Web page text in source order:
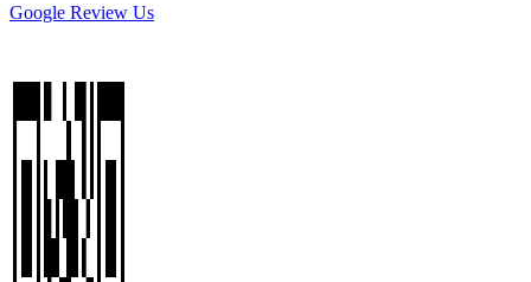
Google Review Us